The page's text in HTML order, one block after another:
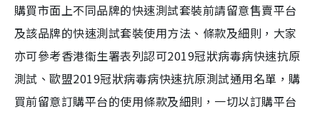
購買市面上不同品牌的快速測試套裝前請留意售賣平台
及該品牌的快速測試套裝使用方法、條款及細則，大家
亦可參考香港衞生署表列認可2019冠狀病毒病快速抗原
測試、歐盟2019冠狀病毒病快速抗原測試通用名單，購
買前留意訂購平台的使用條款及細則，一切以訂購平台